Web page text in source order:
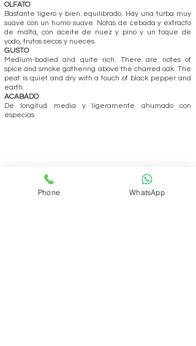
OLFATO
Bastante ligero y bien equilibrado. Hay una turba muy
suave con un humo suave. Notas de cebada y extracto
de malta, con aceite de nuez y pino y un toque de
yodo, frutos secos y nueces.
GUSTO
Medium-bodied and quite rich. There are notes of
spice and smoke gathering above the charred oak. The
peat is quiet and dry with a touch of black pepper and
earth.
ACABADO
De longitud media y ligeramente ahumado con
especias.
Phone WhatsApp